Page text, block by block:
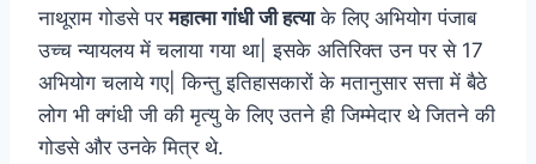
नाथूराम गोडसे परमहात्मा गांधी जी हत्याके लिए अभियोग पंजाब
उच्च न्यायलय में चलाया गया था| इसके अतिरिक्त उन पर से 17
अभियोग चलाये गए| किन्तु इतिहासकारों के मतानुसार सत्ता में बैठे
लोग भी क्गंधी जी की मृत्यु के लिए उतने ही जिम्मेदार थे जितने की
गोडसे और उनके मित्र थे.